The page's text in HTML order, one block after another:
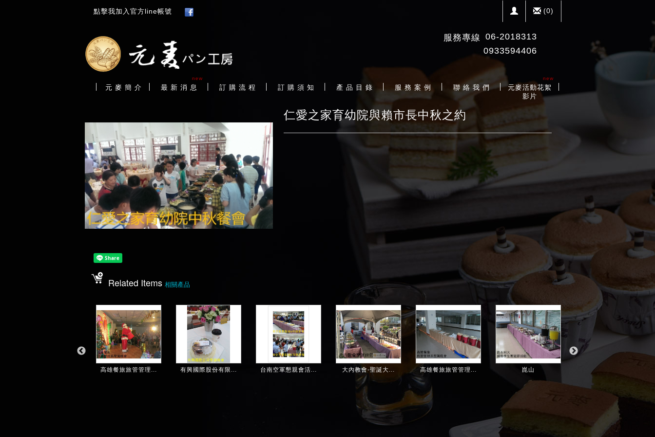
點擊我加入官方line帳號 (0)
服務專線 06-2018313
0933594406
元 麥 簡 介
new
最 新 消 息 訂 購 流 程 訂 購 須 知 產 品 目 錄 服 務 案 例 聯 絡 我 們
new
元麥活動花絮
影片
仁愛之家育幼院與賴市長中秋之約
Related Items 相關產品
高雄餐旅旅管管理... 有興國際股份有限... 台南空軍懇親會活... 大內教會-聖誕大... 高雄餐旅旅管管理... 崑山 永康-人力仲介聖...